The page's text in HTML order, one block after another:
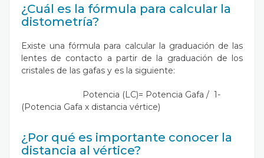
¿Cuál es la fórmula para calcular la
distometría?
Existe una fórmula para calcular la graduación de las
lentes de contacto a partir de la graduación de los
cristales de las gafas y es la siguiente:
Potencia (LC)= Potencia Gafa / 1-
(Potencia Gafa x distancia vértice)
¿Por qué es importante conocer la
distancia al vértice?